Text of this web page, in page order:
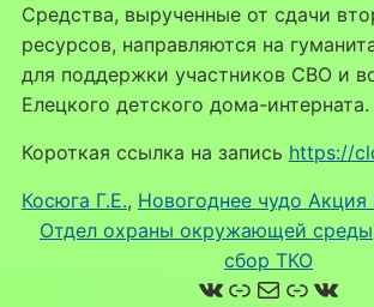
Средства, вырученные от сдачи
ресурсов, направляются на
для поддержки участников СВО и
Елецкого детского дома-интерната.
Короткая ссылка на запись https://
Косюга Г.Е., Новогоднее чудо
Отдел охраны окружающей среды
сбор ТКО
ВКонтакте
Ссылка
Почта
Ссылка